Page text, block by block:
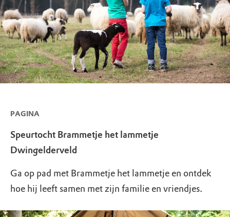
PAGINA
Speurtocht Brammetje het lammetje
Dwingelderveld
Ga op pad met Brammetje het lammetje en ontdek
hoe hij leeft samen met zijn familie en vriendjes.